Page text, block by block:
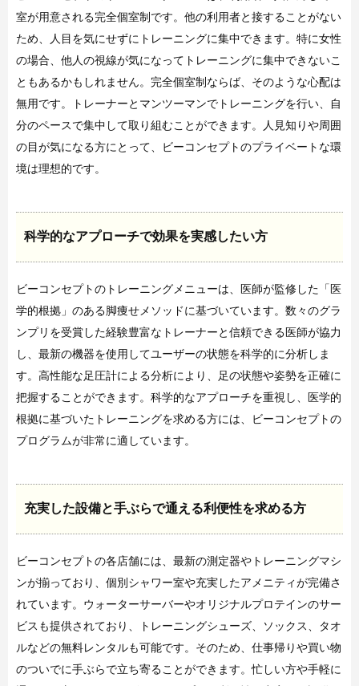
室が用意される完全個室制です。他の利用者と接することがない
ため、人目を気にせずにトレーニングに集中できます。特に女性
の場合、他人の視線が気になってトレーニングに集中できないこ
ともあるかもしれません。完全個室制ならば、そのような心配は
無用です。トレーナーとマンツーマンでトレーニングを行い、自
分のペースで集中して取り組むことができます。人見知りや周囲
の目が気になる方にとって、ビーコンセプトのプライベートな環
境は理想的です。
科学的なアプローチで効果を実感したい方
ビーコンセプトのトレーニングメニューは、医師が監修した「医
学的根拠」のある脚痩せメソッドに基づいています。数々のグラ
ンプリを受賞した経験豊富なトレーナーと信頼できる医師が協力
し、最新の機器を使用してユーザーの状態を科学的に分析しま
す。高性能な足圧計による分析により、足の状態や姿勢を正確に
把握することができます。科学的なアプローチを重視し、医学的
根拠に基づいたトレーニングを求める方には、ビーコンセプトの
プログラムが非常に適しています。
充実した設備と手ぶらで通える利便性を求める方
ビーコンセプトの各店舗には、最新の測定器やトレーニングマシ
ンが揃っており、個別シャワー室や充実したアメニティが完備さ
れています。ウォーターサーバーやオリジナルプロテインのサー
ビスも提供されており、トレーニングシューズ、ソックス、タオ
ルなどの無料レンタルも可能です。そのため、仕事帰りや買い物
のついでに手ぶらで立ち寄ることができます。忙しい方や手軽に